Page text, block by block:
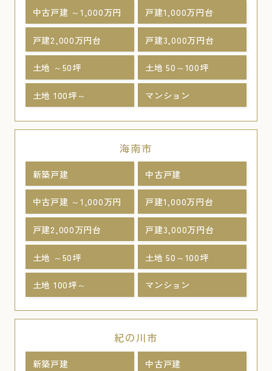
中古戸建 ～1,000万円 戸建1,000万円台
戸建2,000万円台 戸建3,000万円台
土地 ～50坪 土地 50～100坪
土地 100坪～ マンション
海南市
新築戸建 中古戸建
中古戸建 ～1,000万円 戸建1,000万円台
戸建2,000万円台 戸建3,000万円台
土地 ～50坪 土地 50～100坪
土地 100坪～ マンション
紀の川市
新築戸建 中古戸建